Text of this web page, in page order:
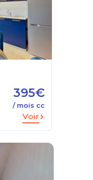
395€
/ mois cc
Voir